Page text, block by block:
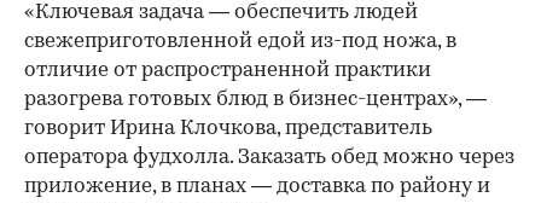
«Ключевая задача — обеспечить людей
свежеприготовленной едой из-под ножа, в
отличие от распространенной практики
разогрева готовых блюд в бизнес-центрах», —
говорит Ирина Клочкова, представитель
оператора фудхолла. Заказать обед можно через
приложение, в планах — доставка по району и